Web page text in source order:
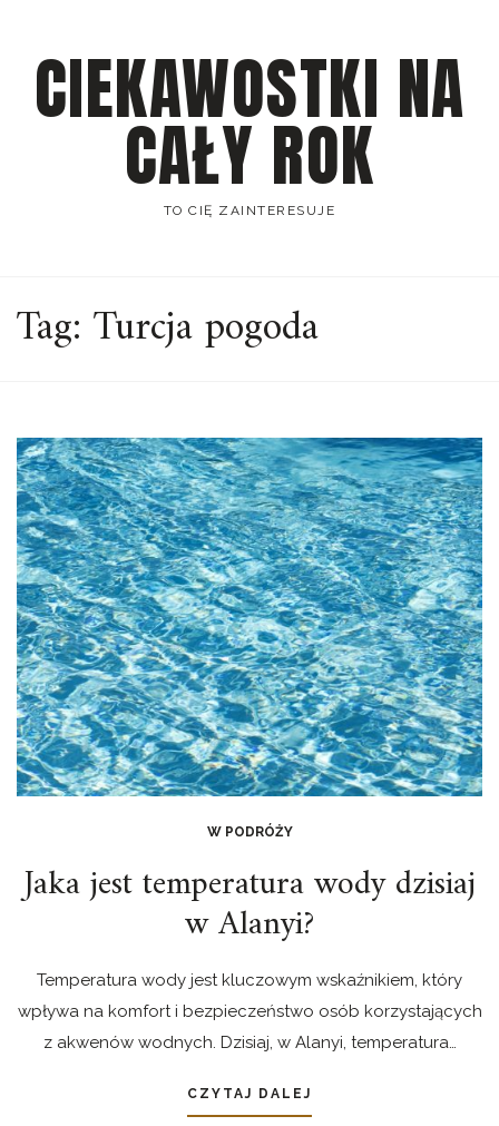
contentCIEKAWOSTKI NA
CAŁY ROK
TO CIĘ ZAINTERESUJE
Tag: Turcja pogoda
W PODRÓŻY
Jaka jest temperatura wody dzisiaj
w Alanyi?
Temperatura wody jest kluczowym wskaźnikiem, który
wpływa na komfort i bezpieczeństwo osób korzystających
z akwenów wodnych. Dzisiaj, w Alanyi, temperatura…
CZYTAJ DALEJ